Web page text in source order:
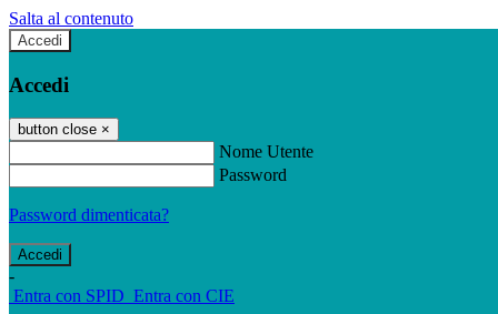
Salta al contenuto
Accedi
Accedi
button close ×
Nome Utente
Password
Password dimenticata?
-
Entra con SPID Entra con CIE